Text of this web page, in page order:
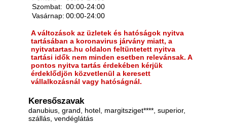
Szombat: 00:00-24:00
Vasárnap: 00:00-24:00
A változások az üzletek és hatóságok nyitva
tartásában a koronavirus járvány miatt, a
nyitvatartas.hu oldalon feltüntetett nyitva
tartási idők nem minden esetben relevánsak. A
pontos nyitva tartás érdekében kérjük
érdeklődjön közvetlenül a keresett
vállalkozásnál vagy hatóságnál.
Keresőszavak
danubius, grand, hotel, margitsziget****, superior,
szállás, vendéglátás